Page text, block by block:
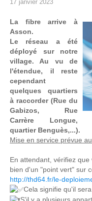
17 janvier 2023
La fibre arrive à
Asson.
Le réseau a été
déployé sur notre
village. Au vu de
l'étendue, il reste
cependant
quelques quartiers
à raccorder (Rue du
Gabizos, Rue
Carrère Longue,
quartier Benguès,...).
Mise en service prévue
En attendant, vérifiez
bien d'un "point vert" sur
http://thd64.fr/le-
Cela signifie qu'il